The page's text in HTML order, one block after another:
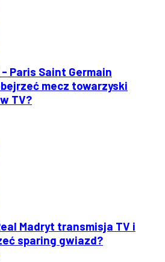
Paris Saint Germain
mecz towarzyski
TV?
Madryt transmisja TV i
sparing gwiazd?